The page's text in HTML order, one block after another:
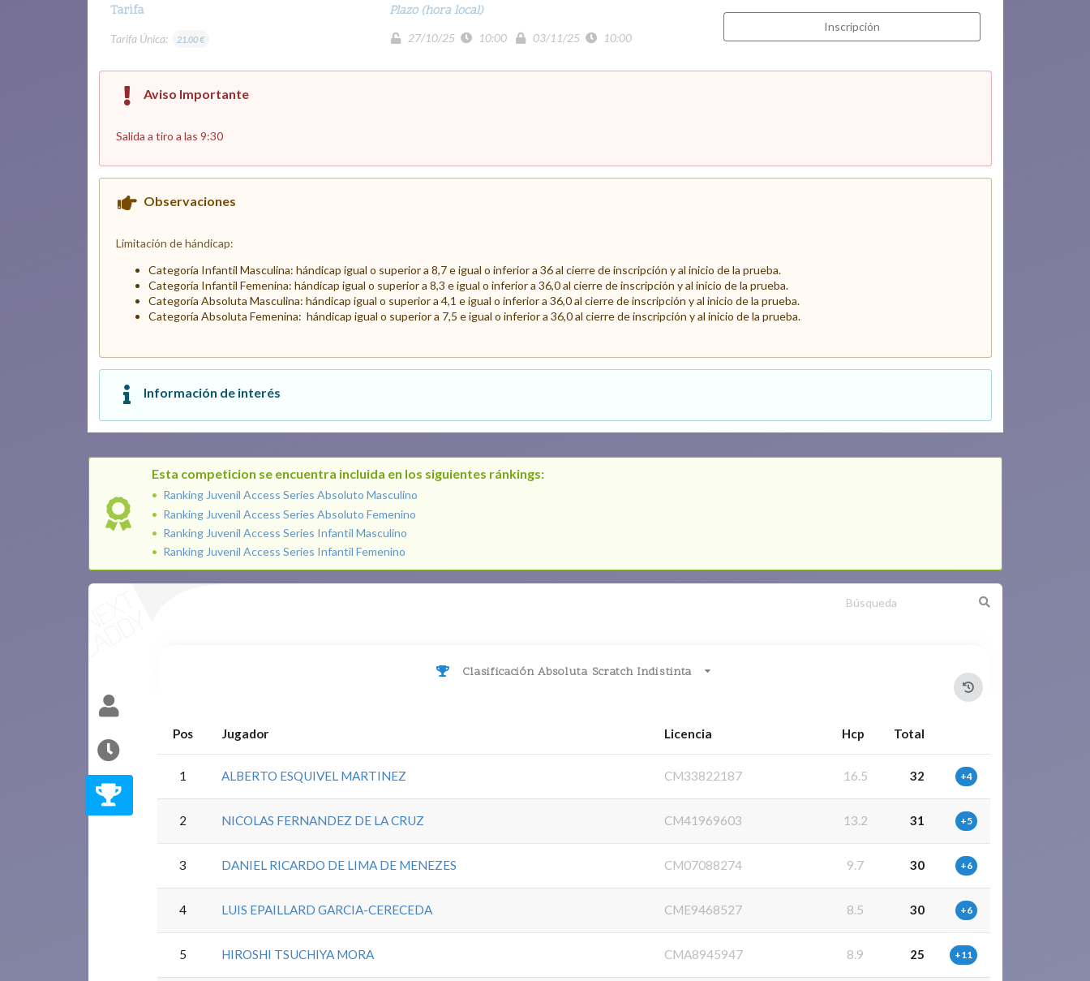
Tarifa
Tarifa Única: 21.00 €
Plazo (hora local)
27/10/25 10:00 03/11/25 10:00
Inscripción
Aviso Importante
Salida a tiro a las 9:30
Observaciones
Limitación de hándicap:
Categoría Infantil Masculina: hándicap igual o superior a 8,7 e igual o inferior a 36 al cierre de inscripción y al inicio de la prueba.
Categoría Infantil Femenina: hándicap igual o superior a 8,3 e igual o inferior a 36,0 al cierre de inscripción y al inicio de la prueba.
Categoría Absoluta Masculina: hándicap igual o superior a 4,1 e igual o inferior a 36,0 al cierre de inscripción y al inicio de la prueba.
Categoría Absoluta Femenina: hándicap igual o superior a 7,5 e igual o inferior a 36,0 al cierre de inscripción y al inicio de la prueba.
Información de interés
Esta competicion se encuentra incluida en los siguientes ránkings:
Ranking Juvenil Access Series Absoluto Masculino
Ranking Juvenil Access Series Absoluto Femenino
Ranking Juvenil Access Series Infantil Masculino
Ranking Juvenil Access Series Infantil Femenino
Clasificación Absoluta Scratch Indistinta
Pos Jugador Licencia Hcp Total
1 ALBERTO ESQUIVEL MARTINEZ CM33822187 16.5 32 +4
2 NICOLAS FERNANDEZ DE LA CRUZ CM41969603 13.2 31 +5
3 DANIEL RICARDO DE LIMA DE MENEZES CM07088274 9.7 30 +6
4 LUIS EPAILLARD GARCIA-CERECEDA CME9468527 8.5 30 +6
5 HIROSHI TSUCHIYA MORA CMA8945947 8.9 25 +11